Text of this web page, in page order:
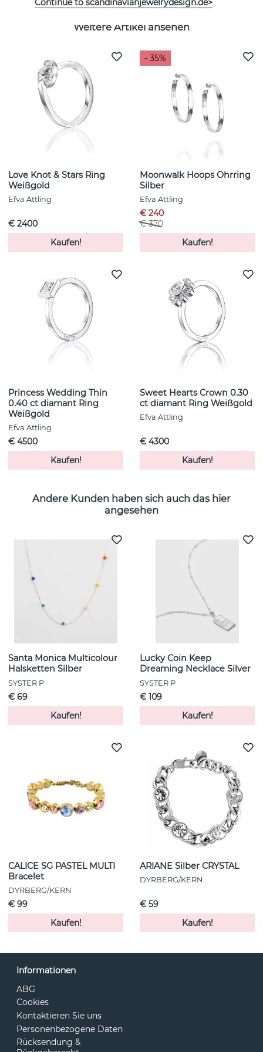
Weitere Artikel ansehen
Love Knot & Stars Ring
Weißgold
Efva Attling
€ 2400
Kaufen!
- 35%
Moonwalk Hoops Ohrring
Silber
Efva Attling
€ 240
€ 370
Kaufen!
Princess Wedding Thin
0.40 ct diamant Ring
Weißgold
Efva Attling
€ 4500
Kaufen!
Sweet Hearts Crown 0.30
ct diamant Ring Weißgold
Efva Attling
€ 4300
Kaufen!
Andere Kunden haben sich auch das hier
angesehen
Santa Monica Multicolour
Halsketten Silber
SYSTER P
€ 69
Kaufen!
Lucky Coin Keep
Dreaming Necklace Silver
SYSTER P
€ 109
Kaufen!
CALICE SG PASTEL MULTI
Bracelet
DYRBERG/KERN
€ 99
Kaufen!
ARIANE Silber CRYSTAL
DYRBERG/KERN
€ 59
Kaufen!
Continue to scandinavianjewelrydesign.de>
Informationen
ABG
Cookies
Kontaktieren Sie uns
Personenbezogene Daten
Rücksendung &